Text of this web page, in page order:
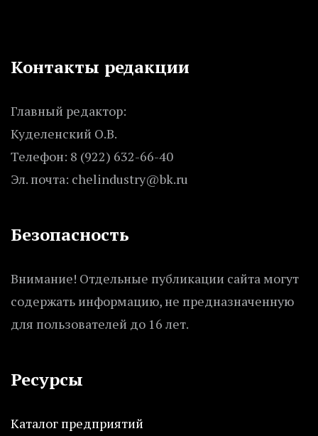
Контакты редакции
Главный редактор:
Куделенский О.В.
Телефон: 8 (922) 632-66-40
Эл. почта: chelindustry@bk.ru
Безопасность
Внимание! Отдельные публикации сайта могут
содержать информацию, не предназначенную
для пользователей до 16 лет.
Ресурсы
Каталог предприятий